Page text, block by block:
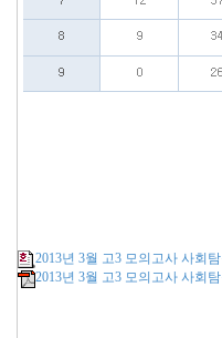
2013년 3월 고3 모의고사 사회
2013년 3월 고3 모의고사 사회